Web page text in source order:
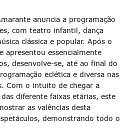
anuncia a programação
com teatro infantil, dança
clássica e popular. Após o
apresentou essencialmente
desenvolve-se, até ao final do
eclética e diversa nas
Com o intuito de chegar a
diferente faixas etárias, este
as valências desta
demonstrando todo o